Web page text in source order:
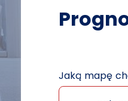
Jaką mapę